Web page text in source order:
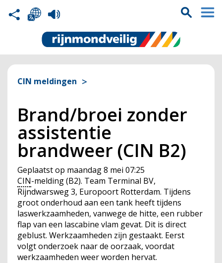
CIN meldingen
Brand/broei zonder
assistentie
brandweer (CIN B2)
Geplaatst op maandag 8 mei 07:25
CIN-melding (B2). Team Terminal BV,
Rijndwarsweg 3, Europoort Rotterdam. Tijdens
groot onderhoud aan een tank heeft tijdens
laswerkzaamheden, vanwege de hitte, een rubber
flap van een lascabine vlam gevat. Dit is direct
geblust. Werkzaamheden zijn gestaakt. Eerst
volgt onderzoek naar de oorzaak, voordat
werkzaamheden weer worden hervat.